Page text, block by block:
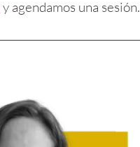
y agendamos una sesión.